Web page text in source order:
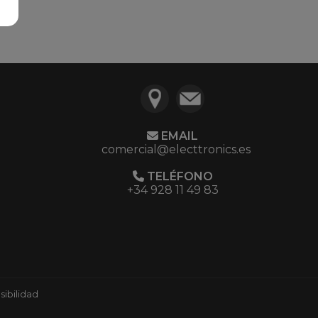
EMAIL
comercial@electtronics.es
TELÉFONO
+34 928 11 49 83